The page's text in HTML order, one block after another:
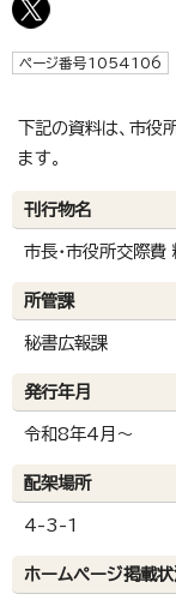
ページ番号1054106
下記の資料は、市役
ます。
刊行物名
市長・市役所交際
所管課
秘書広報課
発行年月
令和8年4月～
配架場所
4-3-1
ホームページ掲載